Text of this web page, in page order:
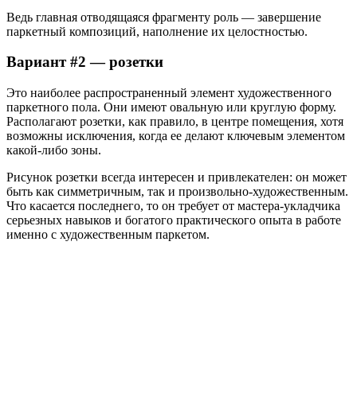
Ведь главная отводящаяся фрагменту роль — завершение
паркетный композиций, наполнение их целостностью.
Вариант #2 — розетки
Это наиболее распространенный элемент художественного
паркетного пола. Они имеют овальную или круглую форму.
Располагают розетки, как правило, в центре помещения, хотя
возможны исключения, когда ее делают ключевым элементом
какой-либо зоны.
Рисунок розетки всегда интересен и привлекателен: он может
быть как симметричным, так и произвольно-художественным.
Что касается последнего, то он требует от мастера-укладчика
серьезных навыков и богатого практического опыта в работе
именно с художественным паркетом.